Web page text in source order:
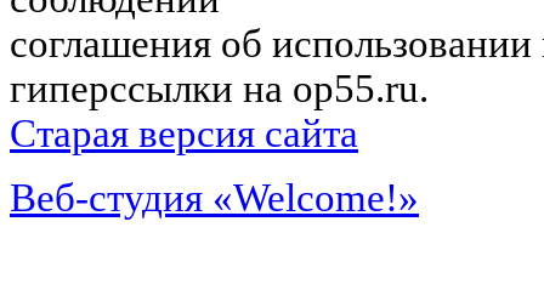
соглашения об
гиперссылки на op55.ru.
Старая версия сайта
Веб-студия «Welcome!»